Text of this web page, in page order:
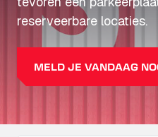
reserveerbare locaties.
MELD JE VANDAAG